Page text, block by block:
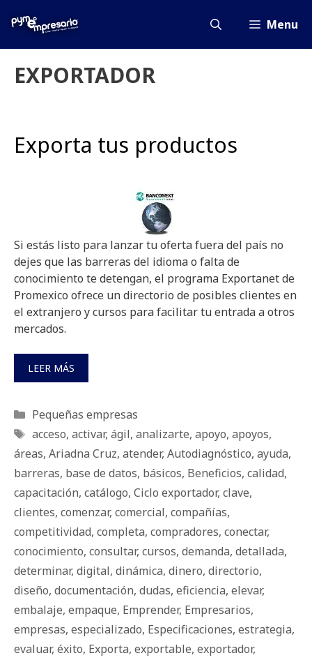
Menu
EXPORTADOR
Exporta tus productos
Si estás listo para lanzar tu oferta fuera del país no
dejes que las barreras del idioma o falta de
conocimiento te detengan, el programa Exportanet de
Promexico ofrece un directorio de posibles clientes en
el extranjero y cursos para facilitar tu entrada a otros
mercados.
LEER MÁS
Categorías
Pequeñas empresas
Etiquetas
acceso, activar, ágil, analizarte, apoyo, apoyos,
áreas, Ariadna Cruz, atender, Autodiagnóstico, ayuda,
barreras, base de datos, básicos, Beneficios, calidad,
capacitación, catálogo, Ciclo exportador, clave,
clientes, comenzar, comercial, compañías,
competitividad, completa, compradores, conectar,
conocimiento, consultar, cursos, demanda, detallada,
determinar, digital, dinámica, dinero, directorio,
diseño, documentación, dudas, eficiencia, elevar,
embalaje, empaque, Emprender, Empresarios,
empresas, especializado, Especificaciones, estrategia,
evaluar, éxito, Exporta, exportable, exportador,